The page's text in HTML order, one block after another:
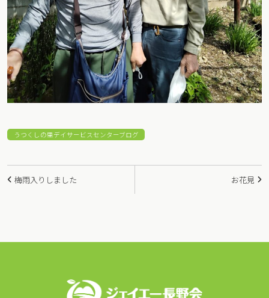
うつくしの里デイサービスセンターブログ
投
ビ
お花見
梅雨入りしました